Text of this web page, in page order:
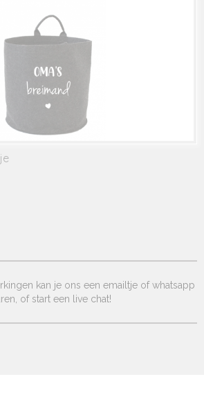
kan je ons een emailtje of whatsapp
of start een live chat!